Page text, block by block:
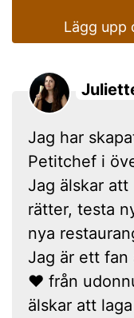
Lägg
Jag har
Petitchef i
Jag älskar
rätter, testa
nya
Jag är ett fan
❤ från
älskar att